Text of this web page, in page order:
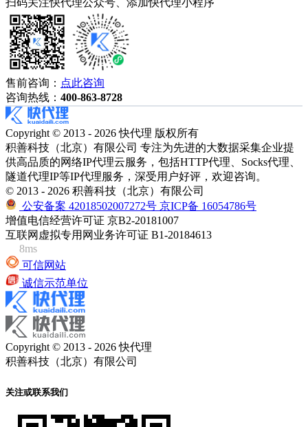
扫码关注快代理公众号、添加快代理小程序
售前咨询： 点此咨询
咨询热线： 400-863-8728
Copyright © 2013 - 2026 快代理 版权所有
积善科技（北京）有限公司 专注为先进的大数据采集企业提
供高品质的网络IP代理云服务，包括HTTP代理、Socks代理、
隧道代理IP等IP代理服务，深受用户好评，欢迎咨询。
© 2013 - 2026 积善科技（北京）有限公司
公安备案 42018502007272号 京ICP备 16054786号
增值电信经营许可证 京B2-20181007
互联网虚拟专用网业务许可证 B1-20184613
8ms
可信网站
诚信示范单位
Copyright © 2013 - 2026 快代理
积善科技（北京）有限公司
关注或联系我们